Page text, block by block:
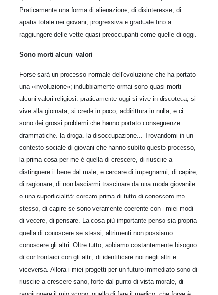
Praticamente una forma di alienazione, di disinteresse, di
apatia totale nei giovani, progressiva e graduale fino a
raggiungere delle vette quasi preoccupanti come quelle di oggi.
Sono morti alcuni valori
Forse sarà un processo normale dell'evoluzione che ha portato
una «involuzione»; indubbiamente ormai sono quasi morti
alcuni valori religiosi: praticamente oggi si vive in discoteca, si
vive alla giornata, si crede in poco, addirittura in nulla, e ci
sono dei grossi problemi che hanno portato conseguenze
drammatiche, la droga, la disoccupazione... Trovandomi in un
contesto sociale di giovani che hanno subìto questo processo,
la prima cosa per me è quella di crescere, di riuscire a
distinguere il bene dal male, e cercare di impegnarmi, di capire,
di ragionare, di non lasciarmi trascinare da una moda giovanile
o una superficialità: cercare prima di tutto di conoscere me
stesso, di capire se sono veramente coerente con i miei modi
di vedere, di pensare. La cosa più importante penso sia propria
quella di conoscere se stessi, altrimenti non possiamo
conoscere gli altri. Oltre tutto, abbiamo costantemente bisogno
di confrontarci con gli altri, di identificare noi negli altri e
viceversa. Allora i miei progetti per un futuro immediato sono di
riuscire a crescere sano, forte dal punto di vista morale, di